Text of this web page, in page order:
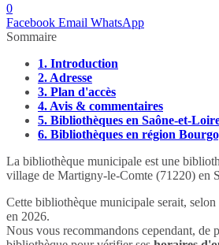
0
Facebook Email WhatsApp
Sommaire
1. Introduction
2. Adresse
3. Plan d'accès
4. Avis & commentaires
5. Bibliothèques en Saône-et-
6. Bibliothèques en région
La bibliothèque municipale est une
village de Martigny-le-Comte (71220) en
Cette bibliothèque municipale serait,
en 2026.
Nous vous recommandons cependant, de